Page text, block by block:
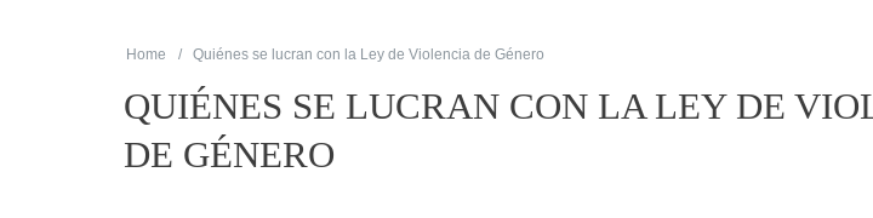
Home Quiénes se lucran con la Ley de Violencia de Género
QUIÉNES SE LUCRAN CON LA LEY DE
DE GÉNERO